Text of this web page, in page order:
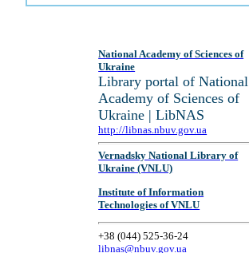
National Academy of Sciences of
Ukraine
Library portal of National
Academy of Sciences of
Ukraine | LibNAS
http://libnas.nbuv.gov.ua
Vernadsky National Library of
Ukraine (VNLU)
Institute of Information
Technologies of VNLU
+38 (044) 525-36-24
libnas@nbuv.gov.ua